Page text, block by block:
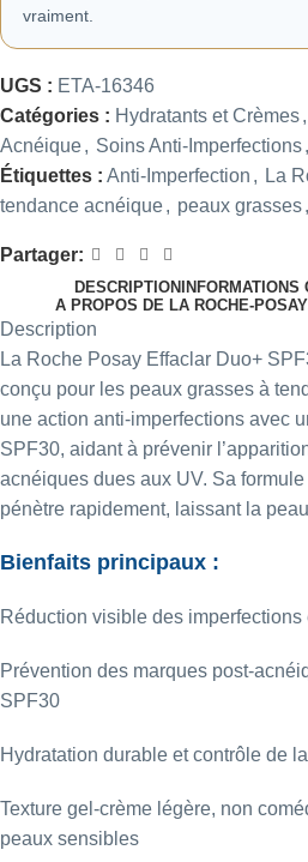
vraiment.
UGS : ETA-16346
Catégories : Hydratants et Crèmes,
Acnéique, Soins Anti-Imperfections,
Étiquettes : Anti-Imperfection , La
tendance acnéique, peaux grasses,
Partager:
DESCRIPTION
A PROPOS DE LA ROCHE-POSAY
Description
La Roche Posay Effaclar Duo+
conçu pour les peaux grasses à
une action anti-imperfections avec
SPF30, aidant à prévenir
acnéiques dues aux UV. Sa
pénètre rapidement, laissant la
Bienfaits principaux :
Réduction visible des
Prévention des marques post-
SPF30
Hydratation durable et contrôle de
Texture gel-crème légère, non
peaux sensibles